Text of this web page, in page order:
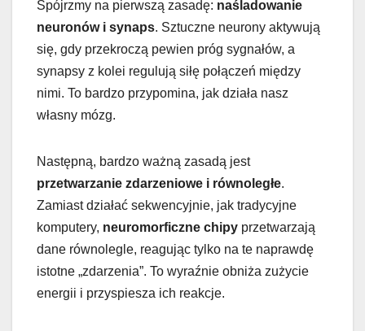
Spójrzmy na pierwszą zasadę: naśladowanie
neuronów i synaps. Sztuczne neurony aktywują
się, gdy przekroczą pewien próg sygnałów, a
synapsy z kolei regulują siłę połączeń między
nimi. To bardzo przypomina, jak działa nasz
własny mózg.
Następną, bardzo ważną zasadą jest
przetwarzanie zdarzeniowe i równoległe.
Zamiast działać sekwencyjnie, jak tradycyjne
komputery, neuromorficzne chipy przetwarzają
dane równolegle, reagując tylko na te naprawdę
istotne „zdarzenia”. To wyraźnie obniża zużycie
energii i przyspiesza ich reakcje.